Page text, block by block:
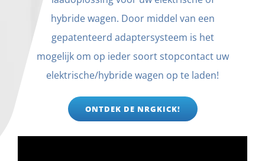
hybride wagen. Door middel van een
gepatenteerd adaptersysteem is het
mogelijk om op ieder soort stopcontact uw
elektrische/hybride wagen op te laden!
ONTDEK DE NRGKICK!